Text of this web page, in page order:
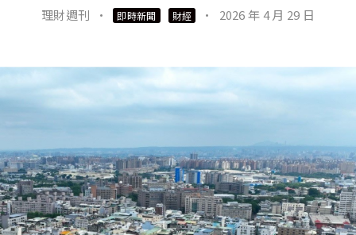
理財週刊 · 即時新聞 財經 · 2026 年 4 月 29 日